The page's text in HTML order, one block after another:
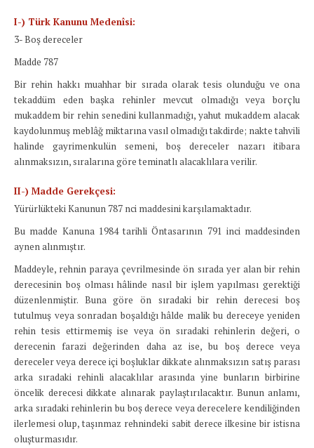
I-) Türk Kanunu Medenîsi:
3- Boş dereceler
Madde 787
Bir rehin hakkı muahhar bir sırada olarak tesis olunduğu ve ona
tekaddüm eden başka rehinler mevcut olmadığı veya borçlu
mukaddem bir rehin senedini kullanmadığı, yahut mukaddem alacak
kaydolunmuş meblâğ miktarına vasıl olmadığı takdirde; nakte tahvili
halinde gayrimenkulün semeni, boş dereceler nazarı itibara
alınmaksızın, sıralarına göre teminatlı alacaklılara verilir.
II-) Madde Gerekçesi:
Yürürlükteki Kanunun 787 nci maddesini karşılamaktadır.
Bu madde Kanuna 1984 tarihli Öntasarının 791 inci maddesinden
aynen alınmıştır.
Maddeyle, rehnin paraya çevrilmesinde ön sırada yer alan bir rehin
derecesinin boş olması hâlinde nasıl bir işlem yapılması gerektiği
düzenlenmiştir. Buna göre ön sıradaki bir rehin derecesi boş
tutulmuş veya sonradan boşaldığı hâlde malik bu dereceye yeniden
rehin tesis ettirmemiş ise veya ön sıradaki rehinlerin değeri, o
derecenin farazi değerinden daha az ise, bu boş derece veya
dereceler veya derece içi boşluklar dikkate alınmaksızın satış parası
arka sıradaki rehinli alacaklılar arasında yine bunların birbirine
öncelik derecesi dikkate alınarak paylaştırılacaktır. Bunun anlamı,
arka sıradaki rehinlerin bu boş derece veya derecelere kendiliğinden
ilerlemesi olup, taşınmaz rehnindeki sabit derece ilkesine bir istisna
oluşturmasıdır.